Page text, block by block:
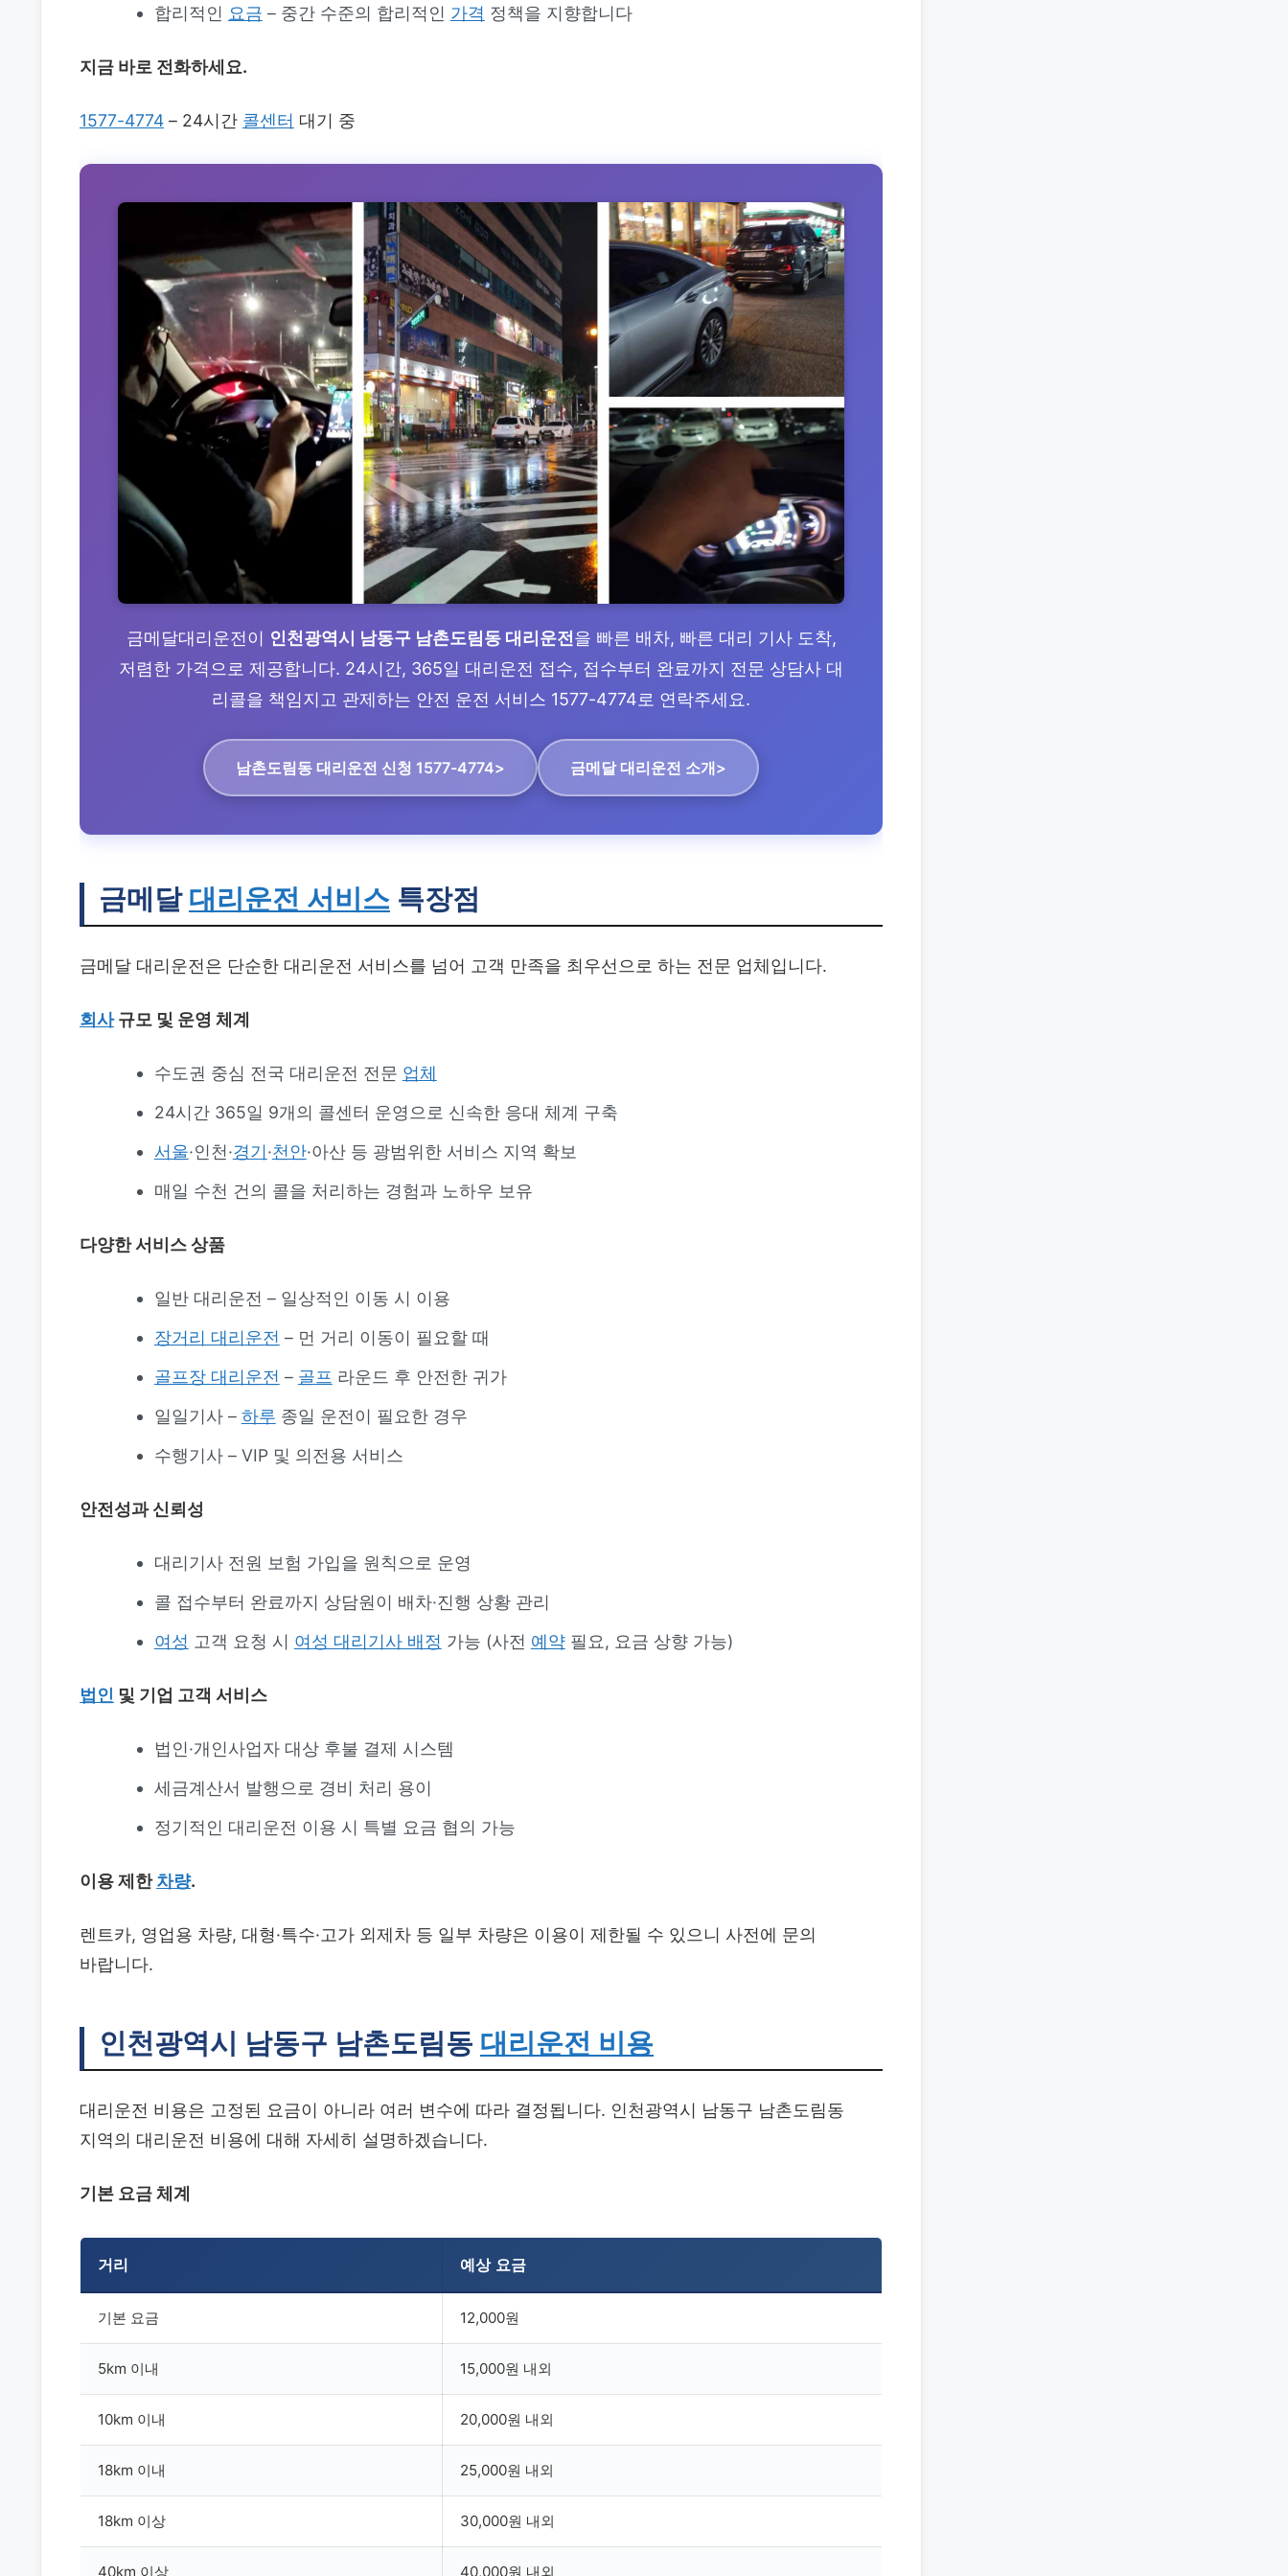
합리적인 요금 – 중간 수준의 합리적인 가격 정책을 지향합니다
지금 바로 전화하세요.
1577-4774 – 24시간 콜센터 대기 중
금메달대리운전이 인천광역시 남동구 남촌도림동 대리운전 을 빠른 배차, 빠른 대리 기사 도착,
저렴한 가격으로 제공합니다. 24시간, 365일 대리운전 접수, 접수부터 완료까지 전문 상담사 대
리콜을 책임지고 관제하는 안전 운전 서비스 1577-4774로 연락주세요.
남촌도림동 대리운전 신청 1577-4774> 금메달 대리운전 소개>
금메달 대리운전 서비스 특장점
금메달 대리운전은 단순한 대리운전 서비스를 넘어 고객 만족을 최우선으로 하는 전문 업체입니다.
회사규모 및 운영 체계
수도권 중심 전국 대리운전 전문 업체
24시간 365일 9개의 콜센터 운영으로 신속한 응대 체계 구축
서울·인천·경기·천안·아산 등 광범위한 서비스 지역 확보
매일 수천 건의 콜을 처리하는 경험과 노하우 보유
다양한 서비스 상품
일반 대리운전 – 일상적인 이동 시 이용
장거리 대리운전 – 먼 거리 이동이 필요할 때
골프장 대리운전 – 골프 라운드 후 안전한 귀가
일일기사 – 하루 종일 운전이 필요한 경우
수행기사 – VIP 및 의전용 서비스
안전성과 신뢰성
대리기사 전원 보험 가입을 원칙으로 운영
콜 접수부터 완료까지 상담원이 배차·진행 상황 관리
여성 고객 요청 시 여성 대리기사 배정 가능 (사전 예약필요, 요금 상향 가능)
법인 및 기업 고객 서비스
법인·개인사업자 대상 후불 결제 시스템
세금계산서 발행으로 경비 처리 용이
정기적인 대리운전 이용 시 특별 요금 협의 가능
이용 제한차량.
렌트카, 영업용 차량, 대형·특수·고가 외제차 등 일부 차량은 이용이 제한될 수 있으니 사전에 문의
바랍니다.
인천광역시 남동구 남촌도림동 대리운전 비용
대리운전 비용은 고정된 요금이 아니라 여러 변수에 따라 결정됩니다. 인천광역시 남동구 남촌도림동
지역의 대리운전 비용에 대해 자세히 설명하겠습니다.
기본 요금 체계
거리 예상 요금
기본 요금 12,000원
5km 이내 15,000원 내외
10km 이내 20,000원 내외
18km 이내 25,000원 내외
18km 이상 30,000원 내외
40km 이상 40,000원 내외